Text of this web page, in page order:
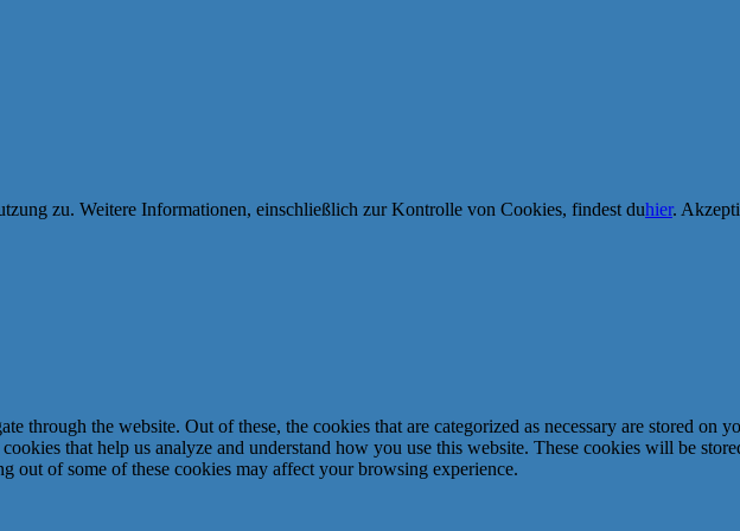
zu. Weitere Informationen, einschließlich zur Kontrolle von Cookies, findest duhier.
through the website. Out of these, the cookies that are categorized as necessary are stored on
that help us analyze and understand how you use this website. These cookies will be
out of some of these cookies may affect your browsing experience.